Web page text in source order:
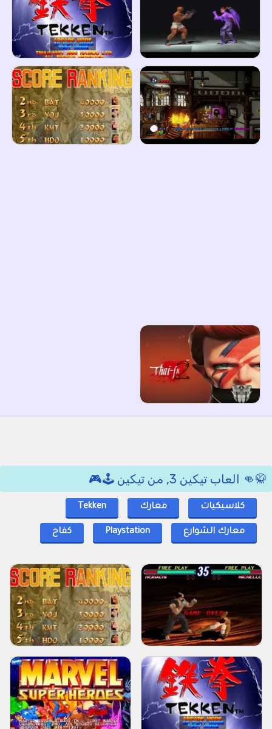
🥋👊 العاب تيكين 3, من تيكين 🕹️🎮
كلاسيكيات معارك Tekken
معارك الشوارع Playstation كفاح